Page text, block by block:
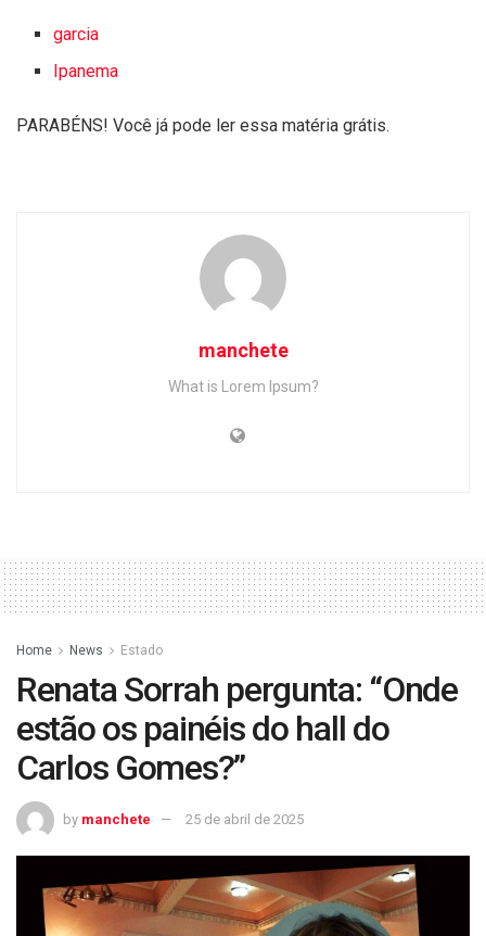
garcia
Ipanema
PARABÉNS! Você já pode ler essa matéria grátis.
manchete
What is Lorem Ipsum?
Home News Estado
Renata Sorrah pergunta: “Onde
estão os painéis do hall do
Carlos Gomes?”
by manchete 25 de abril de 2025